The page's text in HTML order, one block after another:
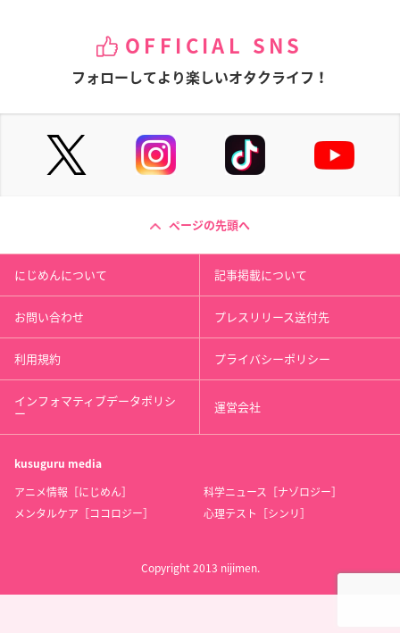
OFFICIAL SNS
フォローしてより楽しいオタクライフ！
ページの先頭へ
にじめんについて 記事掲載について
お問い合わせ プレスリリース送付先
利用規約 プライバシーポリシー
インフォマティブデータポリシ
ー 運営会社
kusuguru media
アニメ情報［にじめん］
科学ニュース［ナゾロジー］
メンタルケア［ココロジー］
心理テスト［シンリ］
Copyright 2013 nijimen.